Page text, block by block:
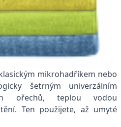
mikrohadříkem nebo
šetrným univerzálním
ořechů, teplou vodou
Ten použijete, až umyté